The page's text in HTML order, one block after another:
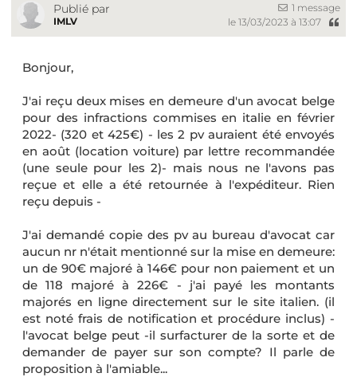
Publié par
IMLV
1 message
le 13/03/2023 à 13:07
Bonjour,
J'ai reçu deux mises en demeure d'un avocat belge
pour des infractions commises en italie en février
2022- (320 et 425€) - les 2 pv auraient été envoyés
en août (location voiture) par lettre recommandée
(une seule pour les 2)- mais nous ne l'avons pas
reçue et elle a été retournée à l'expéditeur. Rien
reçu depuis -
J'ai demandé copie des pv au bureau d'avocat car
aucun nr n'était mentionné sur la mise en demeure:
un de 90€ majoré à 146€ pour non paiement et un
de 118 majoré à 226€ - j'ai payé les montants
majorés en ligne directement sur le site italien. (il
est noté frais de notification et procédure inclus) -
l'avocat belge peut -il surfacturer de la sorte et de
demander de payer sur son compte? Il parle de
proposition à l'amiable...